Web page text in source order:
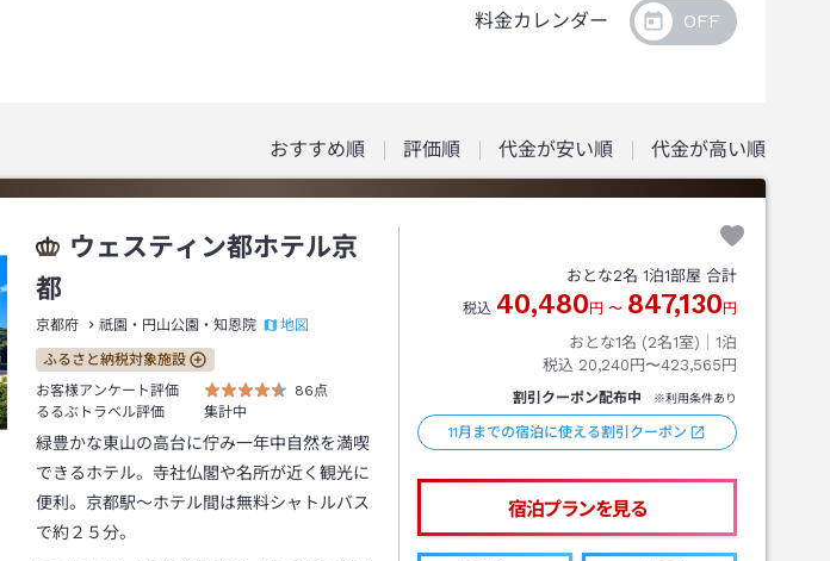
料金カレンダー
おすすめ順 評価順 代金が安い順 代金が高い順
ウェスティン都ホテル京
都
京都府 祇園・円山公園・知恩院 地図
ふるさと納税対象施設
お客様アンケート評価
86点
るるぶトラベル評価
集計中
緑豊かな東山の高台に佇み一年中自然を満喫
できるホテル。寺社仏閣や名所が近く観光に
便利。京都駅～ホテル間は無料シャトルバス
で約２５分。
おとな2名 1泊1部屋 合計
税込 40,480 円 〜 847,130 円
おとな1名 (2名1室)｜ 1泊
税込 20,240円〜423,565円
割引クーポン配布中 ※利用条件あり
11月までの宿泊に使える割引クーポン
宿泊プランを見る